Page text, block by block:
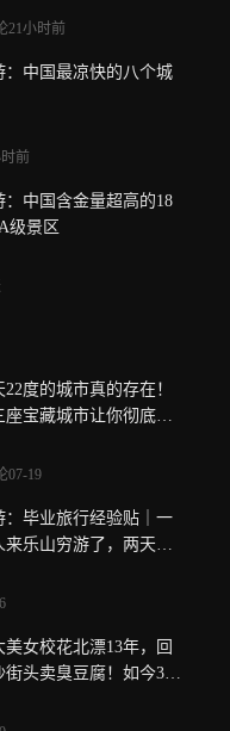
21小时前
：中国最凉快的八个城
前
：中国含金量超高的18
级景区
22度的城市真的存在！
座宝藏城市让你彻底告
07-19
：毕业旅行经验贴｜一
来乐山穷游了，两天两
vlog请查收！乐山很
美女校花北漂13年，回
街头卖臭豆腐！如今34